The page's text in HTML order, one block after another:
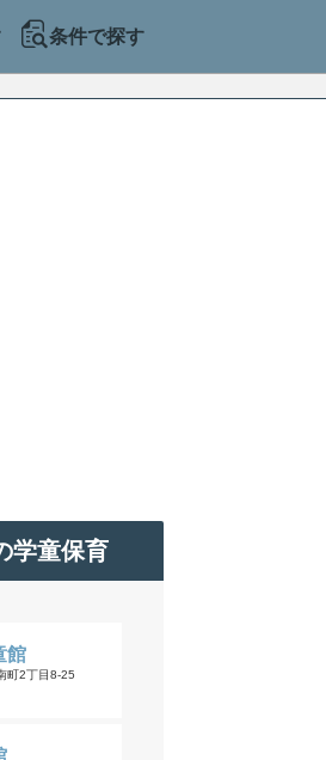
条件で探す
学童保育
館
町2丁目8-25